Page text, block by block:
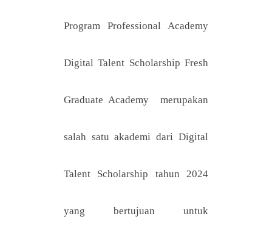
Program Professional Academy
Digital Talent Scholarship Fresh
Graduate Academy merupakan
salah satu akademi dari Digital
Talent Scholarship tahun 2024
yang bertujuan untuk